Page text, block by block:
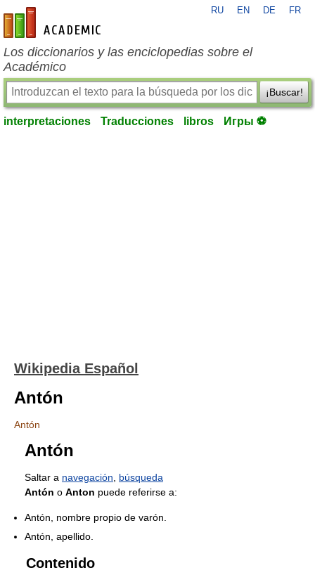
es-academic.com
RU EN DE FR
Los diccionarios y las enciclopedias sobre el
Académico
¡Buscar!
interpretaciones Traducciones libros Игры ⚽
Wikipedia Español
Antón
Antón
Antón
Saltar a navegación
búsqueda
Antón o Anton puede referirse a:
Antón, nombre propio de varón.
Antón, apellido.
Contenido